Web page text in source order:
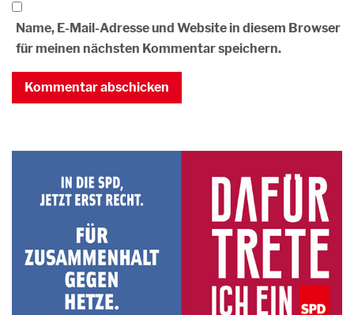
Name, E-Mail-Adresse und Website in diesem Browser
für meinen nächsten Kommentar speichern.